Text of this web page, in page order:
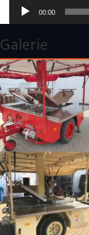
00:00
Galerie